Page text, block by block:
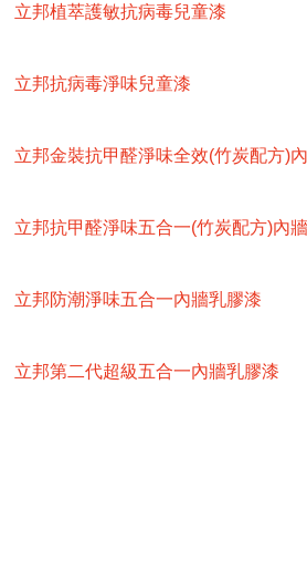
立邦植萃護敏抗病毒兒童漆
立邦抗病毒淨味兒童漆
立邦金裝抗甲醛淨味全效(竹炭配方)
立邦抗甲醛淨味五合一(竹炭配方)內
立邦防潮淨味五合一內牆乳膠漆
立邦第二代超級五合一內牆乳膠漆